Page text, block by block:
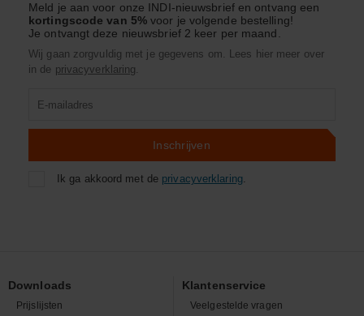
Meld je aan voor onze INDI-nieuwsbrief en ontvang een
kortingscode van 5%voor je volgende bestelling!
Je ontvangt deze nieuwsbrief 2 keer per maand.
Wij gaan zorgvuldig met je gegevens om. Lees hier meer over
in de privacyverklaring.
Inschrijven
Ik ga akkoord met de privacyverklaring.
Downloads
Prijslijsten
Klantenservice
Veelgestelde vragen